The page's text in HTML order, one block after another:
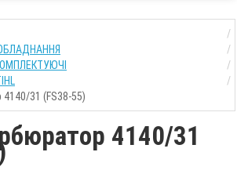
31 (FS38-55)
4140/31